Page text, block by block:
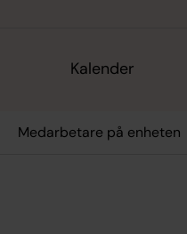
Kalender
Medarbetare på enheten